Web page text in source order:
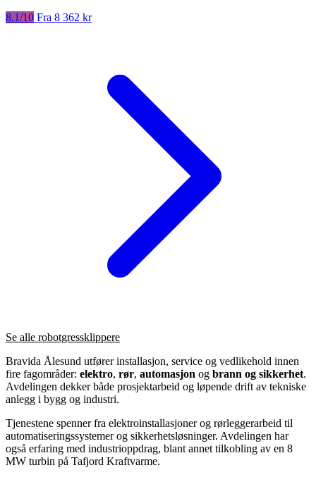
8.1/10 Fra 8 362 kr
Se alle robotgressklippere
Bravida Ålesund utfører installasjon, service og vedlikehold innen
fire fagområder: elektro, rør, automasjon og brann og sikkerhet.
Avdelingen dekker både prosjektarbeid og løpende drift av tekniske
anlegg i bygg og industri.
Tjenestene spenner fra elektroinstallasjoner og rørleggerarbeid til
automatiseringssystemer og sikkerhetsløsninger. Avdelingen har
også erfaring med industrioppdrag, blant annet tilkobling av en 8
MW turbin på Tafjord Kraftvarme.